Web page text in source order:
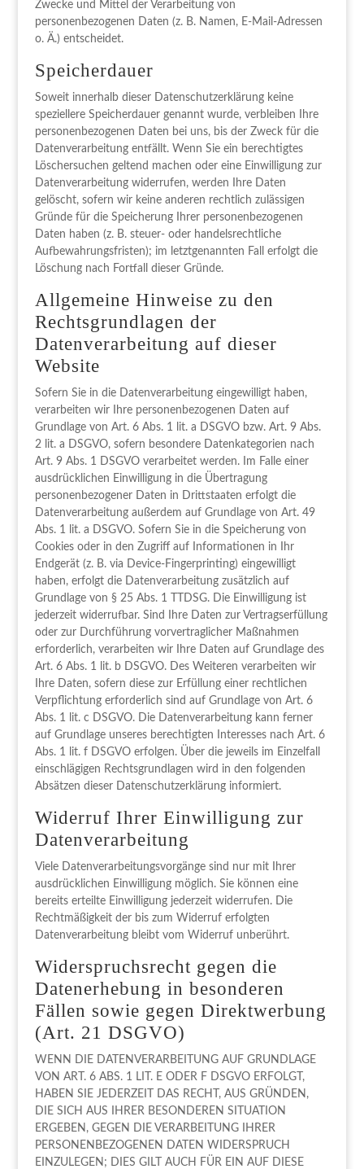
Zwecke und Mittel der Verarbeitung von
personenbezogenen Daten (z. B. Namen, E-Mail-Adressen
o. Ä.) entscheidet.
Speicherdauer
Soweit innerhalb dieser Datenschutzerklärung keine
speziellere Speicherdauer genannt wurde, verbleiben Ihre
personenbezogenen Daten bei uns, bis der Zweck für die
Datenverarbeitung entfällt. Wenn Sie ein berechtigtes
Löschersuchen geltend machen oder eine Einwilligung zur
Datenverarbeitung widerrufen, werden Ihre Daten
gelöscht, sofern wir keine anderen rechtlich zulässigen
Gründe für die Speicherung Ihrer personenbezogenen
Daten haben (z. B. steuer- oder handelsrechtliche
Aufbewahrungsfristen); im letztgenannten Fall erfolgt die
Löschung nach Fortfall dieser Gründe.
Allgemeine Hinweise zu den
Rechtsgrundlagen der
Datenverarbeitung auf dieser
Website
Sofern Sie in die Datenverarbeitung eingewilligt haben,
verarbeiten wir Ihre personenbezogenen Daten auf
Grundlage von Art. 6 Abs. 1 lit. a DSGVO bzw. Art. 9 Abs.
2 lit. a DSGVO, sofern besondere Datenkategorien nach
Art. 9 Abs. 1 DSGVO verarbeitet werden. Im Falle einer
ausdrücklichen Einwilligung in die Übertragung
personenbezogener Daten in Drittstaaten erfolgt die
Datenverarbeitung außerdem auf Grundlage von Art. 49
Abs. 1 lit. a DSGVO. Sofern Sie in die Speicherung von
Cookies oder in den Zugriff auf Informationen in Ihr
Endgerät (z. B. via Device-Fingerprinting) eingewilligt
haben, erfolgt die Datenverarbeitung zusätzlich auf
Grundlage von § 25 Abs. 1 TTDSG. Die Einwilligung ist
jederzeit widerrufbar. Sind Ihre Daten zur Vertragserfüllung
oder zur Durchführung vorvertraglicher Maßnahmen
erforderlich, verarbeiten wir Ihre Daten auf Grundlage des
Art. 6 Abs. 1 lit. b DSGVO. Des Weiteren verarbeiten wir
Ihre Daten, sofern diese zur Erfüllung einer rechtlichen
Verpflichtung erforderlich sind auf Grundlage von Art. 6
Abs. 1 lit. c DSGVO. Die Datenverarbeitung kann ferner
auf Grundlage unseres berechtigten Interesses nach Art. 6
Abs. 1 lit. f DSGVO erfolgen. Über die jeweils im Einzelfall
einschlägigen Rechtsgrundlagen wird in den folgenden
Absätzen dieser Datenschutzerklärung informiert.
Widerruf Ihrer Einwilligung zur
Datenverarbeitung
Viele Datenverarbeitungsvorgänge sind nur mit Ihrer
ausdrücklichen Einwilligung möglich. Sie können eine
bereits erteilte Einwilligung jederzeit widerrufen. Die
Rechtmäßigkeit der bis zum Widerruf erfolgten
Datenverarbeitung bleibt vom Widerruf unberührt.
Widerspruchsrecht gegen die
Datenerhebung in besonderen
Fällen sowie gegen Direktwerbung
(Art. 21 DSGVO)
WENN DIE DATENVERARBEITUNG AUF GRUNDLAGE
VON ART. 6 ABS. 1 LIT. E ODER F DSGVO ERFOLGT,
HABEN SIE JEDERZEIT DAS RECHT, AUS GRÜNDEN,
DIE SICH AUS IHRER BESONDEREN SITUATION
ERGEBEN, GEGEN DIE VERARBEITUNG IHRER
PERSONENBEZOGENEN DATEN WIDERSPRUCH
EINZULEGEN; DIES GILT AUCH FÜR EIN AUF DIESE